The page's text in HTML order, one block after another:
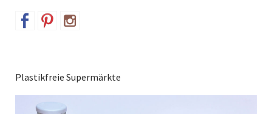
Plastikfreie Supermärkte